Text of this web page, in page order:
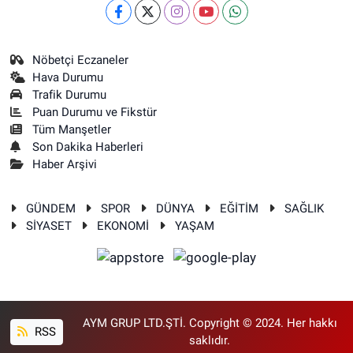
Nöbetçi Eczaneler
Hava Durumu
Trafik Durumu
Puan Durumu ve Fikstür
Tüm Manşetler
Son Dakika Haberleri
Haber Arşivi
GÜNDEM SPOR DÜNYA EĞİTİM
SAĞLIK
SİYASET
EKONOMİ YAŞAM
RSS
AYM GRUP LTD.ŞTİ. Copyright © 2024. Her hakkı
saklıdır.